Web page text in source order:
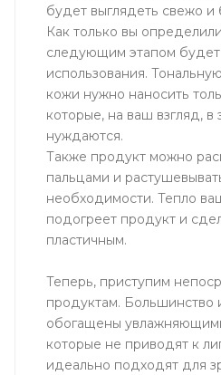
будет выглядеть свежо и
Как только вы
следующим этапом будет
использования.
кожи нужно наносить
которые, на ваш взгляд,
нуждаются.
Также продукт можно
пальцами и
необходимости. Тепло
подогреет продукт и
пластичным.
Теперь, приступим
продуктам. Большинство
обогащены
которые не приводят к
идеально подходят для